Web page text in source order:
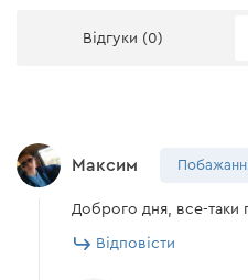
Відгуки (0)
Максим
Доброго дня, все-таки
Відповісти